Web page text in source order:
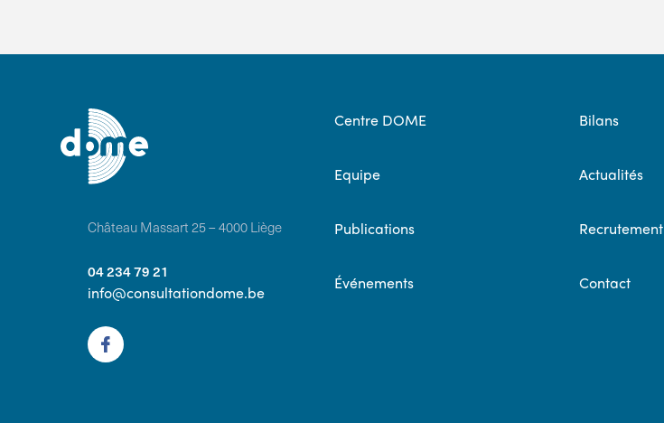
Château Massart 25 – 4000 Liège
04 234 79 21
info@consultationdome.be
Centre DOME
Equipe
Publications
Événements
Bilans
Actualités
Recrutement
Contact